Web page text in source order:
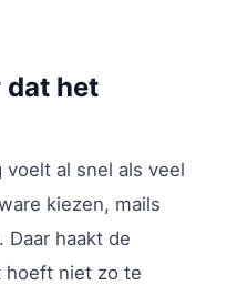
dat het
al snel als veel
kiezen, mails
haakt de
hoeft niet zo te